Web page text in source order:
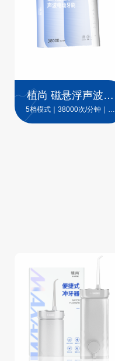
植尚 磁悬浮声波电
动牙刷 SMART001
5档模式｜38000次/分钟｜收